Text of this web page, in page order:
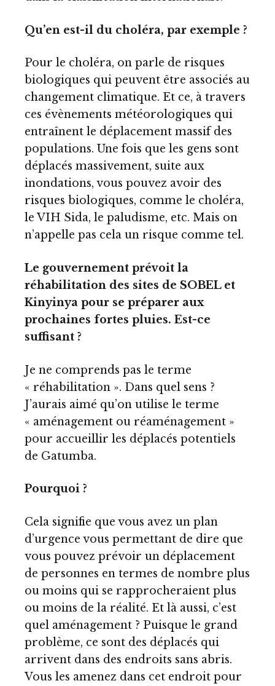
Qu’en est-il du choléra, par exemple ?
Pour le choléra, on parle de risques
biologiques qui peuvent être associés au
changement climatique. Et ce, à travers
ces évènements météorologiques qui
entraînent le déplacement massif des
populations. Une fois que les gens sont
déplacés massivement, suite aux
inondations, vous pouvez avoir des
risques biologiques, comme le choléra,
le VIH Sida, le paludisme, etc. Mais on
n’appelle pas cela un risque comme tel.
Le gouvernement prévoit la
réhabilitation des sites de SOBEL et
Kinyinya pour se préparer aux
prochaines fortes pluies. Est-ce
suffisant ?
Je ne comprends pas le terme
« réhabilitation ». Dans quel sens ?
J’aurais aimé qu’on utilise le terme
« aménagement ou réaménagement »
pour accueillir les déplacés potentiels
de Gatumba.
Pourquoi ?
Cela signifie que vous avez un plan
d’urgence vous permettant de dire que
vous pouvez prévoir un déplacement
de personnes en termes de nombre plus
ou moins qui se rapprocheraient plus
ou moins de la réalité. Et là aussi, c’est
quel aménagement ? Puisque le grand
problème, ce sont des déplacés qui
arrivent dans des endroits sans abris.
Vous les amenez dans cet endroit pour